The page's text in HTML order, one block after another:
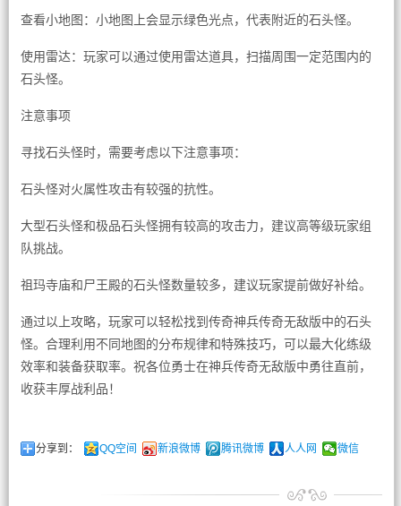
查看小地图：小地图上会显示绿色光点，代表附近的石头怪。
使用雷达：玩家可以通过使用雷达道具，扫描周围一定范围内的
石头怪。
注意事项
寻找石头怪时，需要考虑以下注意事项：
石头怪对火属性攻击有较强的抗性。
大型石头怪和极品石头怪拥有较高的攻击力，建议高等级玩家组
队挑战。
祖玛寺庙和尸王殿的石头怪数量较多，建议玩家提前做好补给。
通过以上攻略，玩家可以轻松找到传奇神兵传奇无敌版中的石头
怪。合理利用不同地图的分布规律和特殊技巧，可以最大化练级
效率和装备获取率。祝各位勇士在神兵传奇无敌版中勇往直前，
收获丰厚战利品！
分享到： QQ空间 新浪微博 腾讯微博 人人网 微信